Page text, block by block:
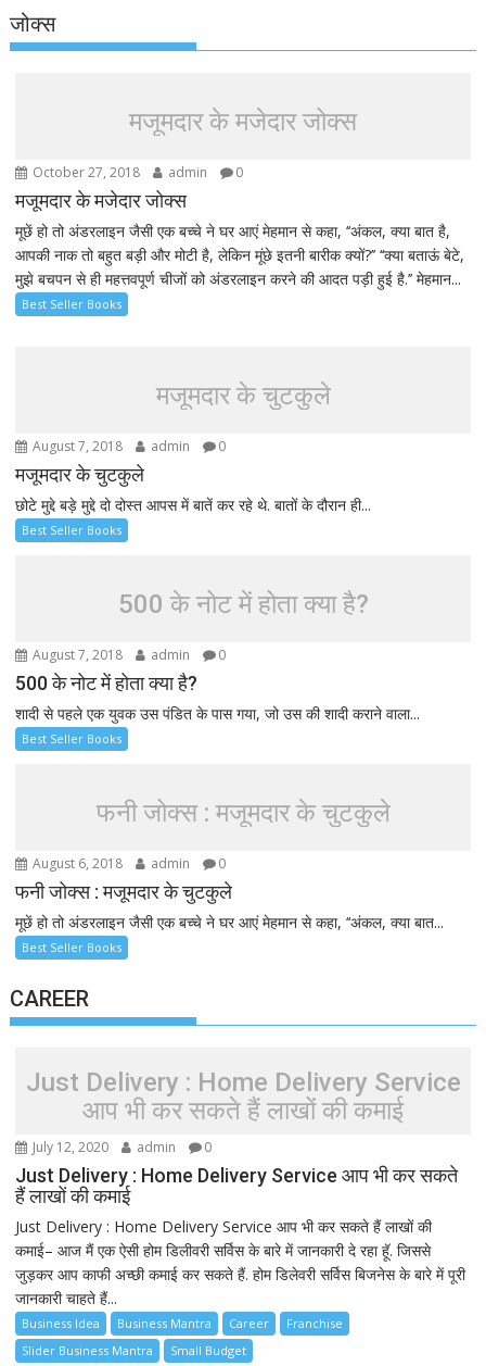
जोक्स
मजूमदार के मजेदार जोक्स
October 27, 2018 admin 0
मजूमदार के मजेदार जोक्स
मूछें हो तो अंडरलाइन जैसी एक बच्चे ने घर आएं मेहमान से कहा, ‘‘अंकल, क्या बात है,
आपकी नाक तो बहुत बड़ी और मोटी है, लेकिन मूंछे इतनी बारीक क्यों?’’ ‘‘क्या बताऊं बेटे,
मुझे बचपन से ही महत्तवपूर्ण चीजों को अंडरलाइन करने की आदत पड़ी हुई है.’’ मेहमान...
Best Seller Books
मजूमदार के चुटकुले
August 7, 2018 admin 0
मजूमदार के चुटकुले
छोटे मुद्दे बड़े मुद्दे दो दोस्त आपस में बातें कर रहे थे. बातों के दौरान ही...
Best Seller Books
500 के नोट में होता क्या है?
August 7, 2018 admin 0
500 के नोट में होता क्या है?
शादी से पहले एक युवक उस पंडित के पास गया, जो उस की शादी कराने वाला...
Best Seller Books
फनी जोक्स : मजूमदार के चुटकुले
August 6, 2018 admin 0
फनी जोक्स : मजूमदार के चुटकुले
मूछें हो तो अंडरलाइन जैसी एक बच्चे ने घर आएं मेहमान से कहा, ‘‘अंकल, क्या बात...
Best Seller Books
CAREER
Just Delivery : Home Delivery Service
आप भी कर सकते हैं लाखों की कमाई
July 12, 2020 admin 0
Just Delivery : Home Delivery Service आप भी कर सकते
हैं लाखों की कमाई
Just Delivery : Home Delivery Service आप भी कर सकते हैं लाखों की
कमाई– आज मैं एक ऐसी होम डिलीवरी सर्विस के बारे में जानकारी दे रहा हूॅ. जिससे
जुड़कर आप काफी अच्छी कमाई कर सकते हैं. होम डिलेवरी सर्विस बिजनेस के बारे में पूरी
जानकारी चाहते हैं...
Business Idea Business Mantra Career
Franchise
Slider Business Mantra
Small Budget